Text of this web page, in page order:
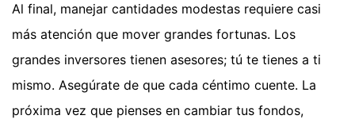
Al final, manejar cantidades modestas requiere casi
más atención que mover grandes fortunas. Los
grandes inversores tienen asesores; tú te tienes a ti
mismo. Asegúrate de que cada céntimo cuente. La
próxima vez que pienses en cambiar tus fondos,